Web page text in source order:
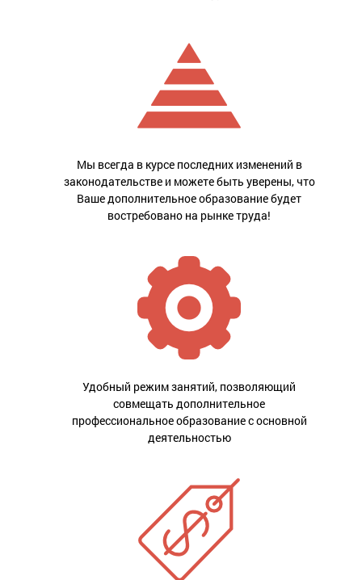
Мы всегда в курсе последних изменений в
законодательстве и можете быть уверены, что
Ваше дополнительное образование будет
востребовано на рынке труда!
Удобный режим занятий, позволяющий
совмещать дополнительное
профессиональное образование с основной
деятельностью